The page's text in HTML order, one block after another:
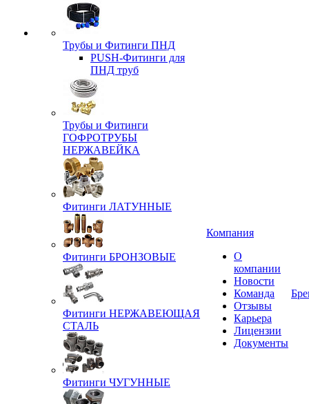
Трубы и Фитинги ПНД
PUSH-Фитинги для
ПНД труб
Трубы и Фитинги
ГОФРОТРУБЫ
НЕРЖАВЕЙКА
Фитинги ЛАТУННЫЕ
Фитинги БРОНЗОВЫЕ
Фитинги НЕРЖАВЕЮЩАЯ
СТАЛЬ
Фитинги ЧУГУННЫЕ
Компания
О
компании
Новости
Команда
Отзывы
Карьера
Лицензии
Документы